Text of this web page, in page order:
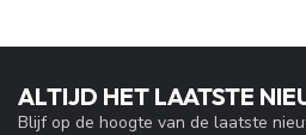
ALTIJD HET LAATSTE
Blijf op de hoogte van de laatste